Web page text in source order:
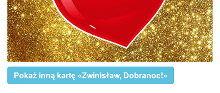
Pokaż inną kartę «Zwinisław, Dobranoc!»